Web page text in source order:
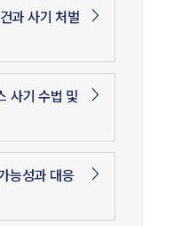
과 사기 처벌
사기 수법 및
능성과 대응